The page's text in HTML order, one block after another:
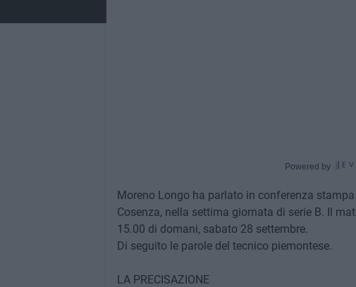
Powered by
Moreno Longo ha parlato in conferenza
Cosenza, nella settima giornata di serie B. Il
15.00 di domani, sabato 28 settembre.
Di seguito le parole del tecnico piemontese.
LA PRECISAZIONE